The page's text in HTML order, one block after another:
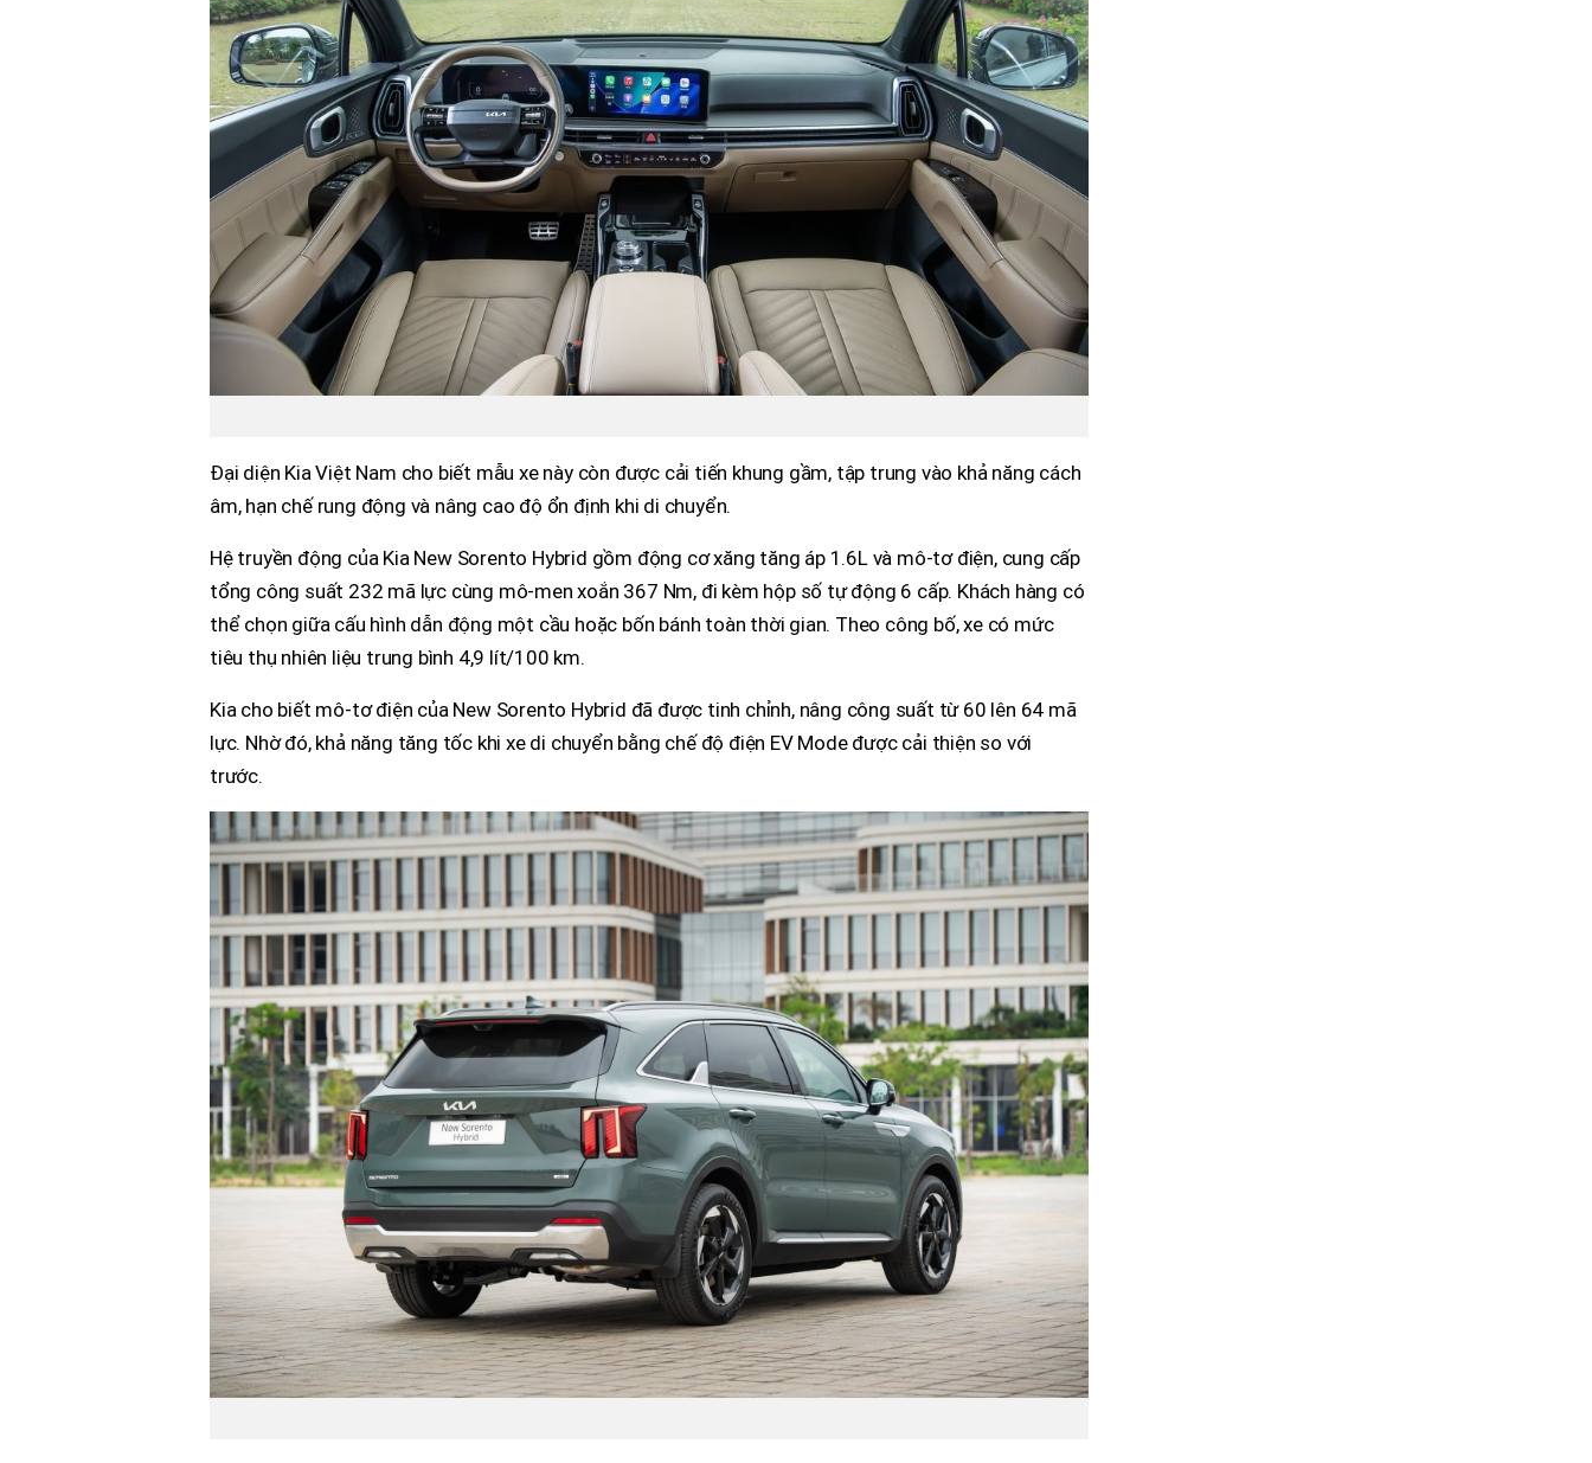
Đại diện Kia Việt Nam cho biết mẫu xe này còn được cải tiến khung gầm, tập trung vào khả năng cách
âm, hạn chế rung động và nâng cao độ ổn định khi di chuyển.
Hệ truyền động của Kia New Sorento Hybrid gồm động cơ xăng tăng áp 1.6L và mô-tơ điện, cung cấp
tổng công suất 232 mã lực cùng mô-men xoắn 367 Nm, đi kèm hộp số tự động 6 cấp. Khách hàng có
thể chọn giữa cấu hình dẫn động một cầu hoặc bốn bánh toàn thời gian. Theo công bố, xe có mức
tiêu thụ nhiên liệu trung bình 4,9 lít/100 km.
Kia cho biết mô-tơ điện của New Sorento Hybrid đã được tinh chỉnh, nâng công suất từ 60 lên 64 mã
lực. Nhờ đó, khả năng tăng tốc khi xe di chuyển bằng chế độ điện EV Mode được cải thiện so với
trước.